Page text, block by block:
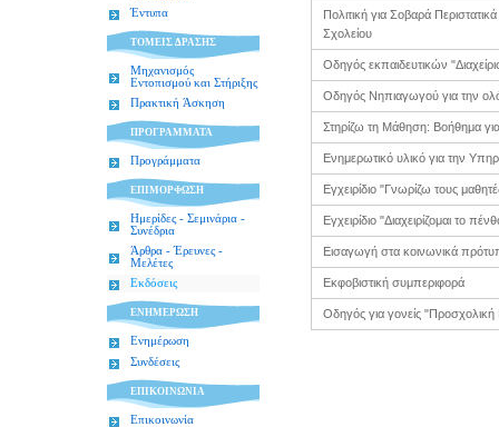
Έντυπα
ΤΟΜΕΙΣ ΔΡΑΣΗΣ
Μηχανισμός
Εντοπισμού και Στήριξης
Πρακτική Άσκηση
ΠΡΟΓΡΑΜΜΑΤΑ
Προγράμματα
ΕΠΙΜΟΡΦΩΣΗ
Ημερίδες - Σεμινάρια -
Συνέδρια
Άρθρα - Έρευνες -
Μελέτες
Εκδόσεις
ΕΝΗΜΕΡΩΣΗ
Ενημέρωση
Συνδέσεις
ΕΠΙΚΟΙΝΩΝΙΑ
Επικοινωνία
Πολιτική για Σοβαρά
Σχολείου
Οδηγός εκπαιδευτικών
Οδηγός Νηπιαγωγού για την
Στηρίζω τη Μάθηση: Βοήθημα
Ενημερωτικό υλικό για την
Εγχειρίδιο "Γνωρίζω τους
Εγχειρίδιο "Διαχειρίζομαι το
Εισαγωγή στα κοινωνικά
Εκφοβιστική συμπεριφορά
Οδηγός για γονείς "Προσχολική